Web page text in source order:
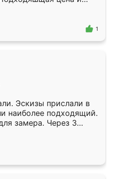
Приехавший
Владислав
эскизу самый
1
Эскизы прислали в
наиболее подходящий.
замера. Через 3
готова. Остались
Ренессанс
работу!